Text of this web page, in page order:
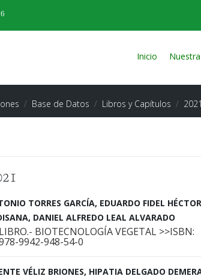
Inicio
Base de Datos Libros y Capítulos 2021
TORRES GARCÍA, EDUARDO FIDEL HÉCTOR
DANIEL ALFREDO LEAL ALVARADO
LIBRO.- BIOTECNOLOGÍA VEGETAL >>ISBN:
9942-948-54-0
VÉLIZ BRIONES, HIPATIA DELGADO